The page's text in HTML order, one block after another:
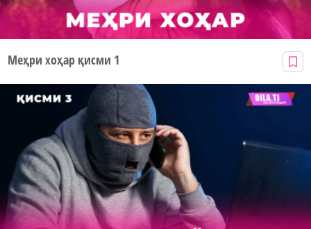
Меҳри хоҳар қисми 1